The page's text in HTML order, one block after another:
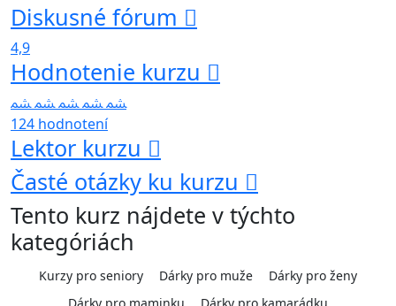
Diskusné fórum
4,9
Hodnotenie kurzu
124 hodnotení
Lektor kurzu
Časté otázky ku kurzu
Tento kurz nájdete v týchto
kategóriách
Kurzy pro seniory Dárky pro muže
Dárky pro ženy